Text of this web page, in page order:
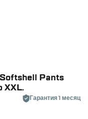
Pants
XXL.
Гарантия 1 месяц